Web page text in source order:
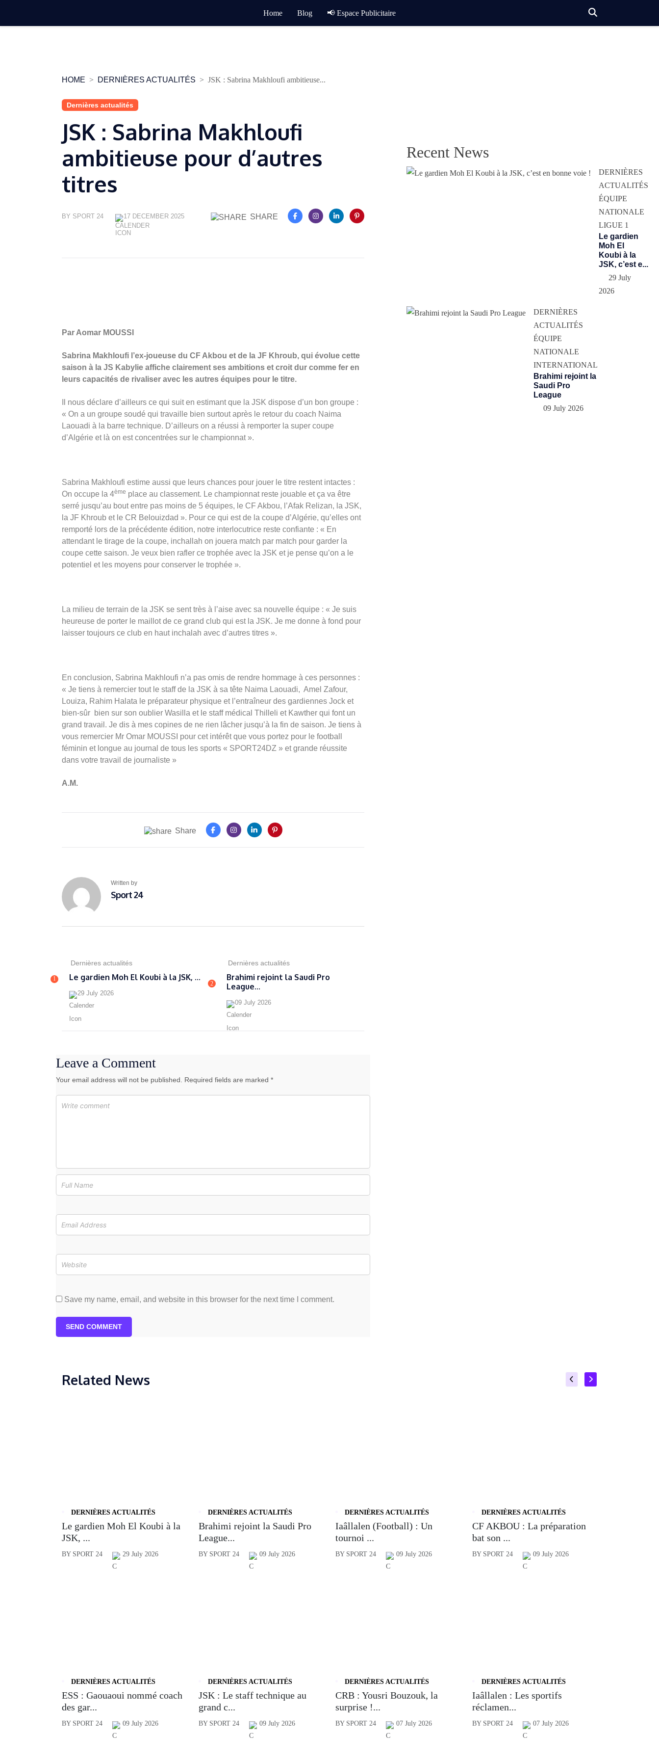
Home Blog 📢 Espace Publicitaire
HOME DERNIÈRES ACTUALITÉS JSK : Sabrina Makhloufi ambitieuse...
Dernières actualités
JSK : Sabrina Makhloufi
ambitieuse pour d’autres
titres
BY SPORT 24 17 DECEMBER 2025 SHARE
Par Aomar MOUSSI
Sabrina Makhloufi l’ex-joueuse du CF Akbou et de la JF Khroub, qui évolue cette
saison à la JS Kabylie affiche clairement ses ambitions et croit dur comme fer en
leurs capacités de rivaliser avec les autres équipes pour le titre.
Il nous déclare d’ailleurs ce qui suit en estimant que la JSK dispose d’un bon groupe :
« On a un groupe soudé qui travaille bien surtout après le retour du coach Naima
Laouadi à la barre technique. D’ailleurs on a réussi à remporter la super coupe
d’Algérie et là on est concentrées sur le championnat ».
Sabrina Makhloufi estime aussi que leurs chances pour jouer le titre restent intactes :
On occupe la 4ème place au classement. Le championnat reste jouable et ça va être
serré jusqu’au bout entre pas moins de 5 équipes, le CF Akbou, l’Afak Relizan, la JSK,
la JF Khroub et le CR Belouizdad ». Pour ce qui est de la coupe d’Algérie, qu’elles ont
remporté lors de la précédente édition, notre interlocutrice reste confiante : « En
attendant le tirage de la coupe, inchallah on jouera match par match pour garder la
coupe cette saison. Je veux bien rafler ce trophée avec la JSK et je pense qu’on a le
potentiel et les moyens pour conserver le trophée ».
La milieu de terrain de la JSK se sent très à l’aise avec sa nouvelle équipe : « Je suis
heureuse de porter le maillot de ce grand club qui est la JSK. Je me donne à fond pour
laisser toujours ce club en haut inchalah avec d’autres titres ».
En conclusion, Sabrina Makhloufi n’a pas omis de rendre hommage à ces personnes :
« Je tiens à remercier tout le staff de la JSK à sa tête Naima Laouadi, Amel Zafour,
Louiza, Rahim Halata le préparateur physique et l’entraîneur des gardiennes Jock et
bien-sûr bien sur son oublier Wasilla et le staff médical Thilleli et Kawther qui font un
grand travail. Je dis à mes copines de ne rien lâcher jusqu’à la fin de saison. Je tiens à
vous remercier Mr Omar MOUSSI pour cet intérêt que vous portez pour le football
féminin et longue au journal de tous les sports « SPORT24DZ » et grande réussite
dans votre travail de journaliste »
A.M.
Share
Written by
Sport 24
1
Dernières actualités
Le gardien Moh El Koubi à la JSK, ...
29 July 2026
2
Dernières actualités
Brahimi rejoint la Saudi Pro
League...
09 July 2026
Leave a Comment
Your email address will not be published. Required fields are marked *
Save my name, email, and website in this browser for the next time I comment.
SEND COMMENT
Recent News
DERNIÈRES
ACTUALITÉS
ÉQUIPE
NATIONALE
LIGUE 1
Le gardien
Moh El
Koubi à la
JSK, c’est e...
29 July
2026
DERNIÈRES
ACTUALITÉS
ÉQUIPE
NATIONALE
INTERNATIONAL
Brahimi rejoint la
Saudi Pro
League
09 July 2026
Related News
DERNIÈRES ACTUALITÉS
Le gardien Moh El Koubi à la
JSK, ...
BY SPORT 24 29 July 2026
DERNIÈRES ACTUALITÉS
Brahimi rejoint la Saudi Pro
League...
BY SPORT 24 09 July 2026
DERNIÈRES ACTUALITÉS
Iaâllalen (Football) : Un
tournoi ...
BY SPORT 24 09 July 2026
DERNIÈRES ACTUALITÉS
CF AKBOU : La préparation
bat son ...
BY SPORT 24 09 July 2026
DERNIÈRES ACTUALITÉS
ESS : Gaouaoui nommé coach
des gar...
BY SPORT 24 09 July 2026
DERNIÈRES ACTUALITÉS
JSK : Le staff technique au
grand c...
BY SPORT 24 09 July 2026
DERNIÈRES ACTUALITÉS
CRB : Yousri Bouzouk, la
surprise !...
BY SPORT 24 07 July 2026
DERNIÈRES ACTUALITÉS
Iaâllalen : Les sportifs
réclamen...
BY SPORT 24 07 July 2026